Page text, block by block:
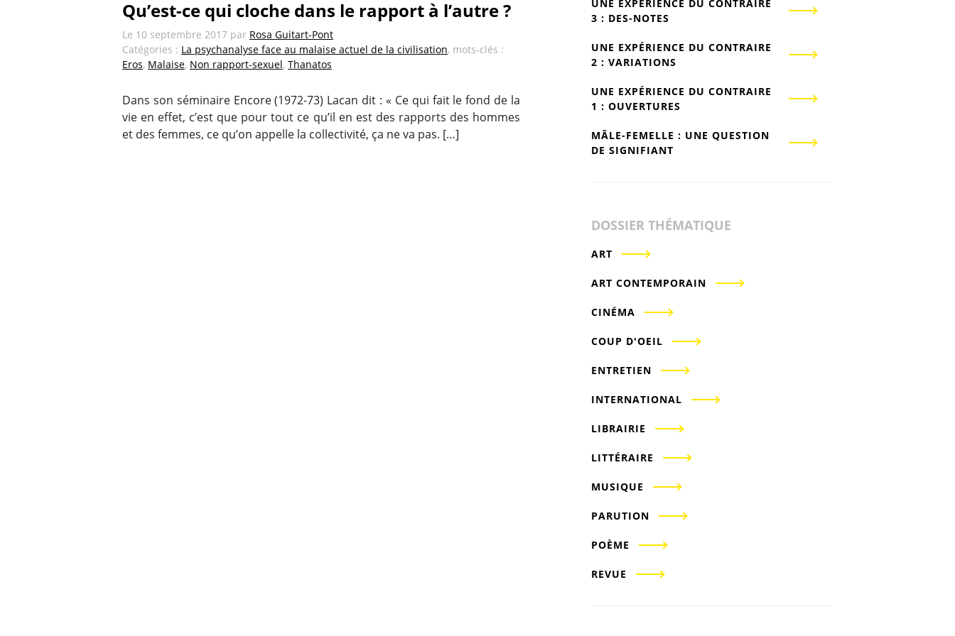
Qu’est-ce qui cloche dans le rapport à l’autre ?
Le 10 septembre 2017 par Rosa Guitart-Pont
Catégories : La psychanalyse face au malaise actuel de la civilisation, mots-clés :
Eros, Malaise, Non rapport-sexuel, Thanatos
Dans son séminaire Encore (1972-73) Lacan dit : « Ce qui fait le fond de la
vie en effet, c’est que pour tout ce qu’il en est des rapports des hommes
et des femmes, ce qu’on appelle la collectivité, ça ne va pas. […]
UNE EXPÉRIENCE DU CONTRAIRE
3 : DES-NOTES
UNE EXPÉRIENCE DU CONTRAIRE
2 : VARIATIONS
UNE EXPÉRIENCE DU CONTRAIRE
1 : OUVERTURES
MÂLE-FEMELLE : UNE QUESTION
DE SIGNIFIANT
DOSSIER THÉMATIQUE
ART
ART CONTEMPORAIN
CINÉMA
COUP D'OEIL
ENTRETIEN
INTERNATIONAL
LIBRAIRIE
LITTÉRAIRE
MUSIQUE
PARUTION
POÈME
REVUE